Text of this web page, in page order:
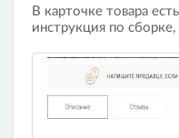
В карточке товара
инструкция по